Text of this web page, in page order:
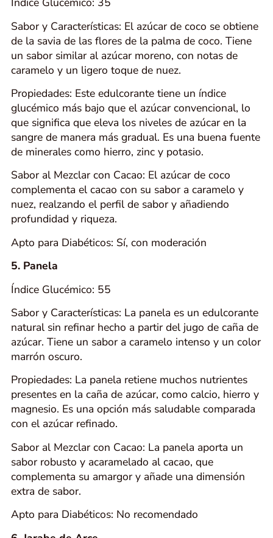
Sabor y Características: El azúcar de coco se obtiene
de la savia de las flores de la palma de coco. Tiene
un sabor similar al azúcar moreno, con notas de
caramelo y un ligero toque de nuez.
Propiedades: Este edulcorante tiene un índice
glucémico más bajo que el azúcar convencional, lo
que significa que eleva los niveles de azúcar en la
sangre de manera más gradual. Es una buena fuente
de minerales como hierro, zinc y potasio.
Sabor al Mezclar con Cacao: El azúcar de coco
complementa el cacao con su sabor a caramelo y
nuez, realzando el perfil de sabor y añadiendo
profundidad y riqueza.
Apto para Diabéticos: Sí, con moderación
5. Panela
Índice Glucémico: 55
Sabor y Características: La panela es un edulcorante
natural sin refinar hecho a partir del jugo de caña de
azúcar. Tiene un sabor a caramelo intenso y un color
marrón oscuro.
Propiedades: La panela retiene muchos nutrientes
presentes en la caña de azúcar, como calcio, hierro y
magnesio. Es una opción más saludable comparada
con el azúcar refinado.
Sabor al Mezclar con Cacao: La panela aporta un
sabor robusto y acaramelado al cacao, que
complementa su amargor y añade una dimensión
extra de sabor.
Apto para Diabéticos: No recomendado